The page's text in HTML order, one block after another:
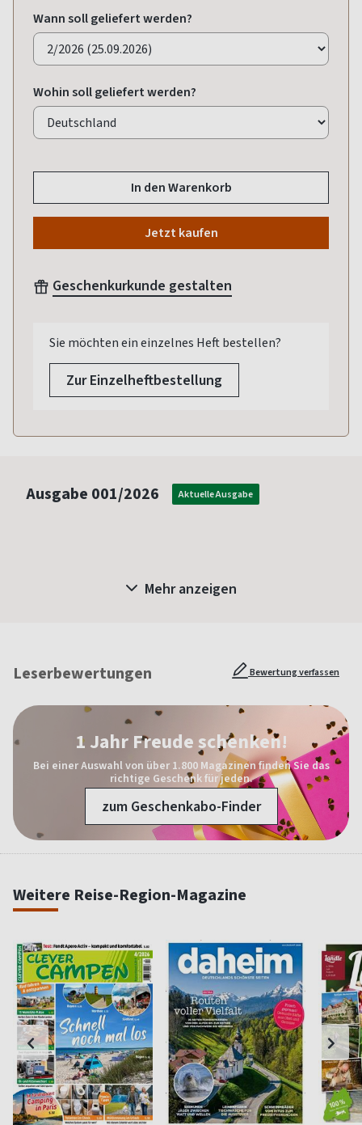
Wann soll geliefert werden?
Wohin soll geliefert werden?
In den Warenkorb
Jetzt kaufen
Geschenkurkunde gestalten
Sie möchten ein einzelnes Heft bestellen?
Zur Einzelheftbestellung
Ausgabe 001/2026 Aktuelle Ausgabe
Mehr anzeigen
Leserbewertungen Bewertung verfassen
1 Jahr Freude schenken!
Bei einer Auswahl von über 1.800 Magazinen finden Sie das
richtige Geschenk für jeden.
zum Geschenkabo-Finder
Weitere Reise-Region-Magazine